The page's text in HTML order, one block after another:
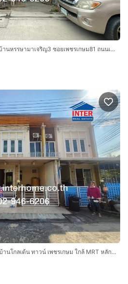
ทาวน์เฮ้าส์ 2 ชั้น 19.5 ตร.ว. หมู่บ้านหรรษามาเจริญ3 ซอยเพชรเกษม81 ถนนเพชรเกษม ถนนบางบอน-เอกชัย เขตหนองแขม กรุงเทพมหานคร
ทาวน์เฮ้าส์ 2 ชั้น 16.3 ตร.ว. หมู่บ้านโกลเด้น ทาวน์ เพชรเกษม ใกล้ MRT หลักสอง ซอยเพชรเกษม108 ถนนเพชรเกษม ถนนกาญจนาภิเษก เขตหนองแขม กรุงเทพ